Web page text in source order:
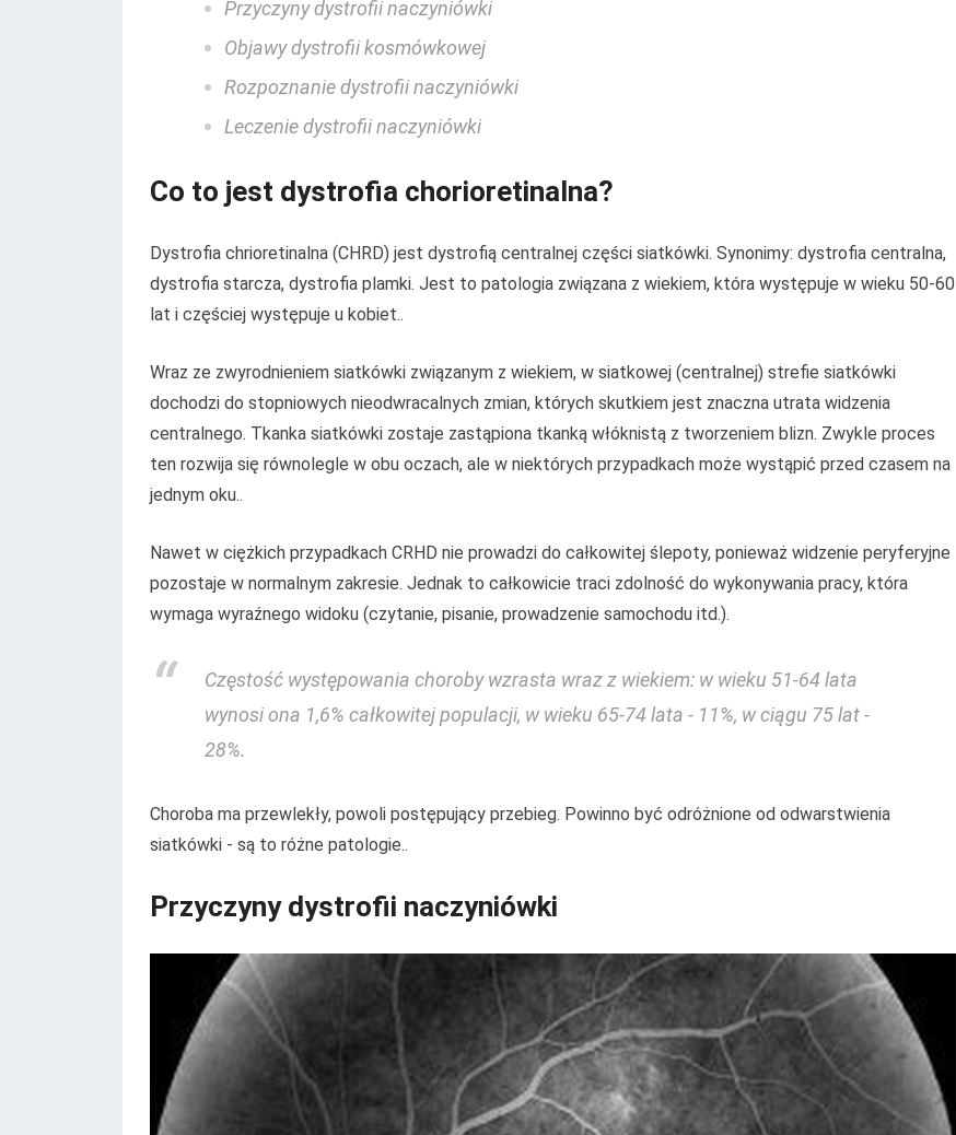
Przyczyny dystrofii naczyniówki
Objawy dystrofii kosmówkowej
Rozpoznanie dystrofii naczyniówki
Leczenie dystrofii naczyniówki
Co to jest dystrofia chorioretinalna?
Dystrofia chrioretinalna (CHRD) jest dystrofią centralnej części siatkówki. Synonimy: dystrofia centralna,
dystrofia starcza, dystrofia plamki. Jest to patologia związana z wiekiem, która występuje w wieku 50-60
lat i częściej występuje u kobiet..
Wraz ze zwyrodnieniem siatkówki związanym z wiekiem, w siatkowej (centralnej) strefie siatkówki
dochodzi do stopniowych nieodwracalnych zmian, których skutkiem jest znaczna utrata widzenia
centralnego. Tkanka siatkówki zostaje zastąpiona tkanką włóknistą z tworzeniem blizn. Zwykle proces
ten rozwija się równolegle w obu oczach, ale w niektórych przypadkach może wystąpić przed czasem na
jednym oku..
Nawet w ciężkich przypadkach CRHD nie prowadzi do całkowitej ślepoty, ponieważ widzenie peryferyjne
pozostaje w normalnym zakresie. Jednak to całkowicie traci zdolność do wykonywania pracy, która
wymaga wyraźnego widoku (czytanie, pisanie, prowadzenie samochodu itd.).
Częstość występowania choroby wzrasta wraz z wiekiem: w wieku 51-64 lata
wynosi ona 1,6% całkowitej populacji, w wieku 65-74 lata - 11%, w ciągu 75 lat -
28%.
Choroba ma przewlekły, powoli postępujący przebieg. Powinno być odróżnione od odwarstwienia
siatkówki - są to różne patologie..
Przyczyny dystrofii naczyniówki